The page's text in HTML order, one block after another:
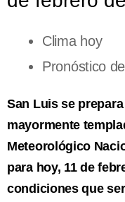
Clima hoy
Pronóstico
San Luis se
mayormente
Meteorológico
para hoy, 11 de
condiciones que